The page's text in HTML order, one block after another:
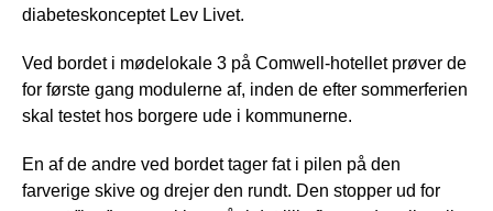
diabeteskonceptet Lev Livet.
Ved bordet i mødelokale 3 på Comwell-hotellet prøver de
for første gang modulerne af, inden de efter sommerferien
skal testet hos borgere ude i kommunerne.
En af de andre ved bordet tager fat i pilen på den
farverige skive og drejer den rundt. Den stopper ud for